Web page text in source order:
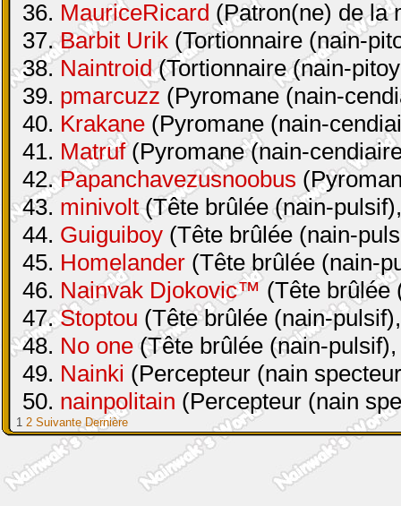
36. MauriceRicard (Patron(ne) de la
37.Barbit Urik (Tortionnaire (nain-
38. Naintroid(Tortionnaire (nain-
39. pmarcuzz (Pyromane (nain-
40. Krakane (Pyromane (nain-
41. Matruf(Pyromane (nain-
42.Papanchavezusnoobus
43. minivolt(Tête brûlée (nain-
44. Guiguiboy (Tête brûlée (nain-
45. Homelander (Tête brûlée (nain-
46. Nainvak Djokovic™(Tête brûlée
47.Stoptou (Tête brûlée (nain-
48. No one (Tête brûlée (nain-
49. Nainki (Percepteur (nain
50. nainpolitain (Percepteur (nain
1 2 Suivante Dernière